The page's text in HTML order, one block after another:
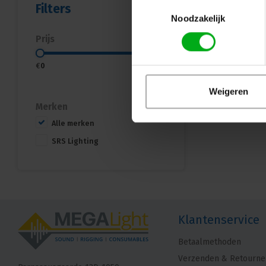
Noodzakelijk
Weigeren
Filters
Prijs
€0 €600
Merken
Alle merken
SRS Lighting
Klantenservice
Betaalmethoden
Verzenden &